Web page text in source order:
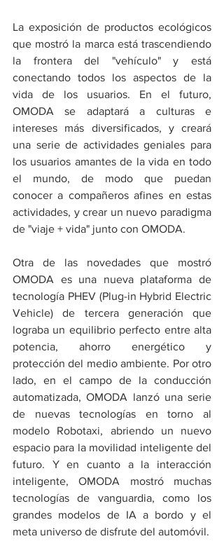
La exposición de productos ecológicos
que mostró la marca está trascendiendo
la frontera del "vehículo" y está
conectando todos los aspectos de la
vida de los usuarios. En el futuro,
OMODA se adaptará a culturas e
intereses más diversificados, y creará
una serie de actividades geniales para
los usuarios amantes de la vida en todo
el mundo, de modo que puedan
conocer a compañeros afines en estas
actividades, y crear un nuevo paradigma
de "viaje + vida" junto con OMODA.
Otra de las novedades que mostró
OMODA es una nueva plataforma de
tecnología PHEV (Plug-in Hybrid Electric
Vehicle) de tercera generación que
lograba un equilibrio perfecto entre alta
potencia, ahorro energético y
protección del medio ambiente. Por otro
lado, en el campo de la conducción
automatizada, OMODA lanzó una serie
de nuevas tecnologías en torno al
modelo Robotaxi, abriendo un nuevo
espacio para la movilidad inteligente del
futuro. Y en cuanto a la interacción
inteligente, OMODA mostró muchas
tecnologías de vanguardia, como los
grandes modelos de IA a bordo y el
meta universo de disfrute del automóvil.